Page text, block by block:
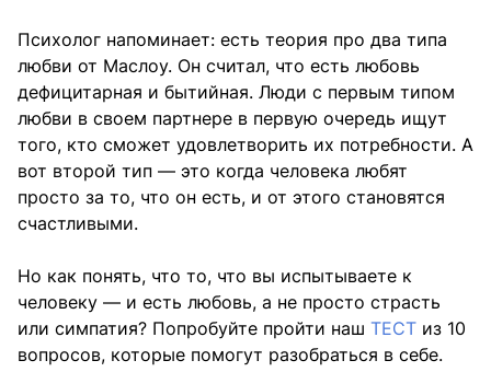
Психолог напоминает: есть теория про два типа
любви от Маслоу. Он считал, что есть любовь
дефицитарная и бытийная. Люди с первым типом
любви в своем партнере в первую очередь ищут
того, кто сможет удовлетворить их потребности. А
вот второй тип — это когда человека любят
просто за то, что он есть, и от этого становятся
счастливыми.
Но как понять, что то, что вы испытываете к
человеку — и есть любовь, а не просто страсть
или симпатия? Попробуйте пройти наш ТЕСТ из 10
вопросов, которые помогут разобраться в себе.